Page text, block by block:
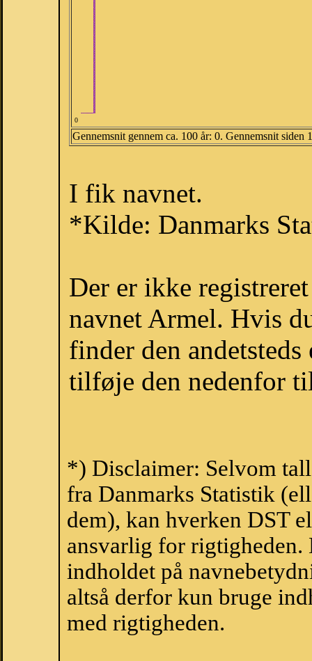
0
Gennemsnit gennem ca. 100 år: 0. Gennemsnit siden
I fik navnet.
*Kilde: Danmarks
Der er ikke
navnet Armel. Hvis
finder den
tilføje den nedenfor
*) Disclaimer: Selvom
fra Danmarks Statistik
dem), kan hverken DST
ansvarlig for
indholdet på
altså derfor kun bruge
med rigtigheden.